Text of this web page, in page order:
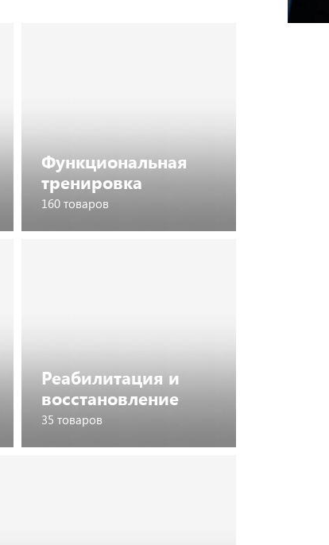
Функциональная
тренировка
160 товаров
Реабилитация и
восстановление
35 товаров